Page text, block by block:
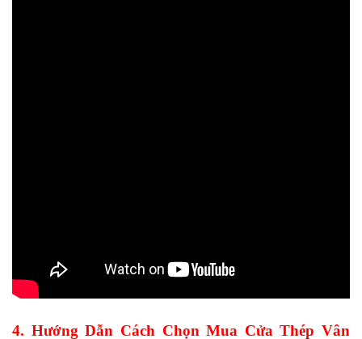
4. Hướng Dẫn Cách Chọn Mua Cửa Thép Vân